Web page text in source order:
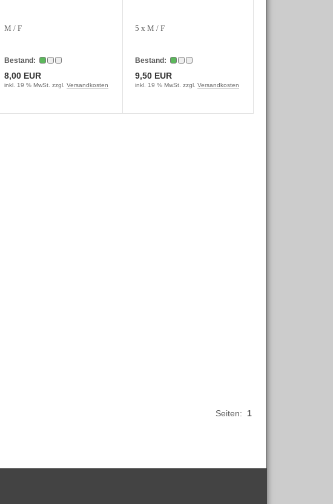
M / F
Bestand:
8,00 EUR
inkl. 19 % MwSt. zzgl. Versandkosten
5 x M / F
Bestand:
9,50 EUR
inkl. 19 % MwSt. zzgl.Versandkosten
Seiten: 1